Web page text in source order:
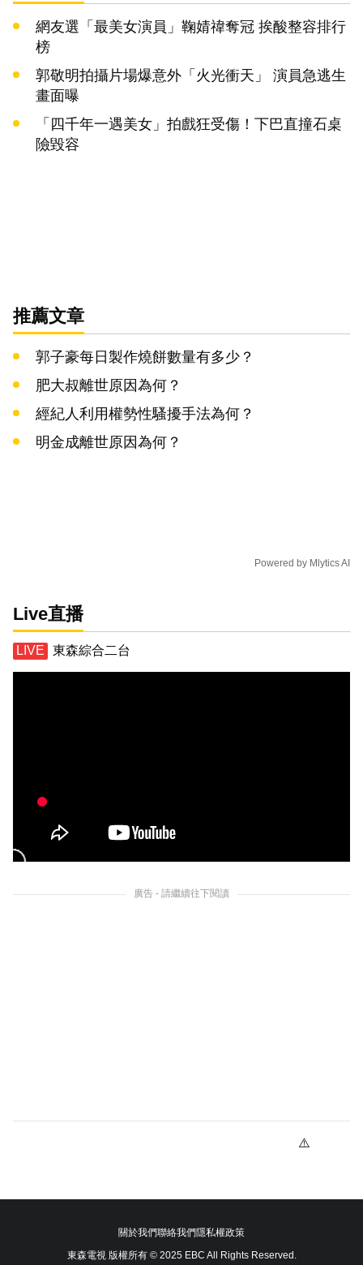
網友選「最美女演員」鞠婧禕奪冠 挨酸整容排行
榜
郭敬明拍攝片場爆意外「火光衝天」 演員急逃生
畫面曝
「四千年一遇美女」拍戲狂受傷！下巴直撞石桌
險毀容
推薦文章
郭子豪每日製作燒餅數量有多少？
肥大叔離世原因為何？
經紀人利用權勢性騷擾手法為何？
明金成離世原因為何？
Powered by Mlytics AI
Live直播
東森綜合二台
廣告 - 請繼續往下閱讀
關於我們聯絡我們隱私權政策
東森電視 版權所有 © 2025 EBC All Rights Reserved.